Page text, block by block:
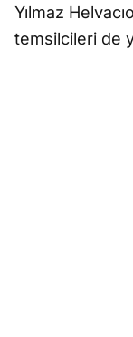
Yılmaz
temsilcileri de